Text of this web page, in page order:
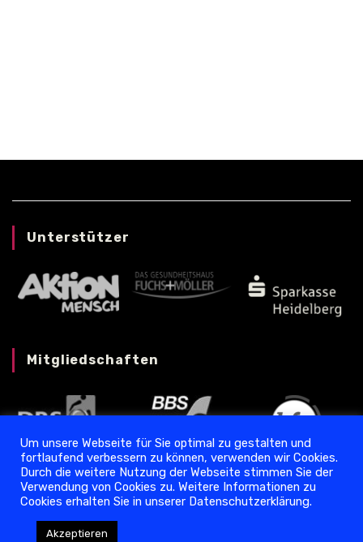
Unterstützer
Mitgliedschaften
Um unsere Webseite für Sie optimal zu gestalten und
fortlaufend verbessern zu können, verwenden wir Cookies.
Durch die weitere Nutzung der Webseite stimmen Sie der
Verwendung von Cookies zu. Weitere Informationen zu
Cookies erhalten Sie in unserer Datenschutzerklärung.
Akzeptieren